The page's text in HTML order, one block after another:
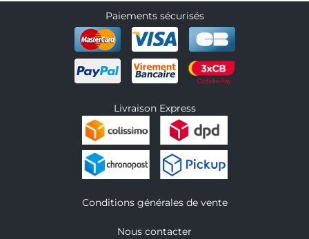
Paiements sécurisés
Livraison Express
Conditions générales de vente
Nous contacter